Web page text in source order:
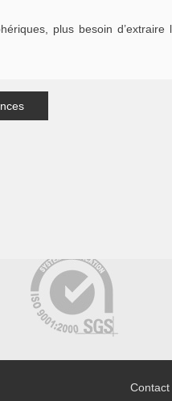
plus besoin